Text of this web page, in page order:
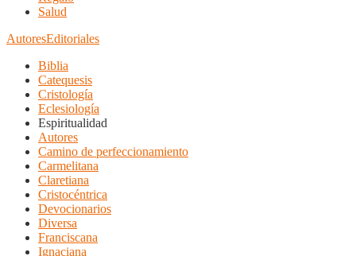
Salud
AutoresEditoriales
Biblia
Catequesis
Cristología
Eclesiología
Espiritualidad
Autores
Camino de perfeccionamiento
Carmelitana
Claretiana
Cristocéntrica
Devocionarios
Diversa
Franciscana
Ignaciana